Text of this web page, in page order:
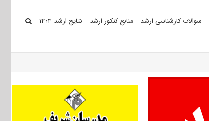
سوالات کارشناسی ارشد منابع کنکور ارشد نتایج ارشد ۱۴۰۴